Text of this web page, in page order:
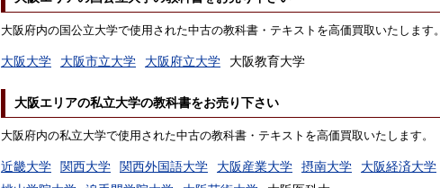
大阪府内の国公立大学で使用された中古の教科書・テキストを高価買取いたします。
大阪大学 大阪市立大学 大阪府立大学 大阪教育大学
大阪エリアの私立大学の教科書をお売り下さい
大阪府内の私立大学で使用された中古の教科書・テキストを高価買取いたします。
近畿大学 関西大学 関西外国語大学 大阪産業大学 摂南大学 大阪経済大学